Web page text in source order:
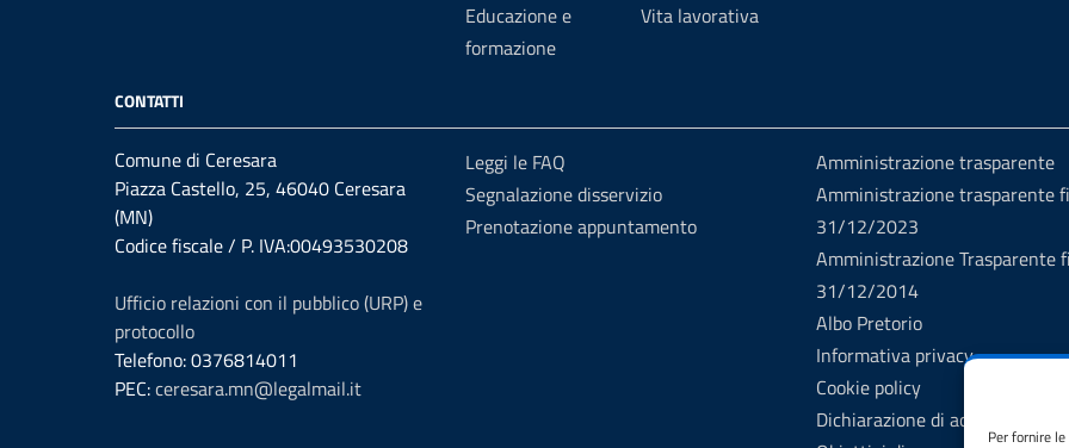
Per fornire
Educazione e
formazione
Vita lavorativa
CONTATTI
Comune di Ceresara
Piazza Castello, 25, 46040 Ceresara
(MN)
Codice fiscale / P. IVA:00493530208
Ufficio relazioni con il pubblico (URP) e
protocollo
Telefono: 0376814011
PEC:ceresara.mn@legalmail.it
Leggi le FAQ
Segnalazione disservizio
Prenotazione appuntamento
Amministrazione trasparente
Amministrazione trasparente
31/12/2023
Amministrazione Trasparente
31/12/2014
Albo Pretorio
Informativa privacy
Cookie policy
Dichiarazione di accessibilità